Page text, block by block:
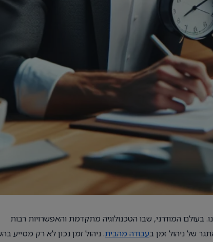
בעולם המודרני, שבו הטכנולוגיה מתקדמת והאפשרויות רבות
של ניהול זמן בעבודה מהבית. ניהול זמן נכון לא רק מסייע